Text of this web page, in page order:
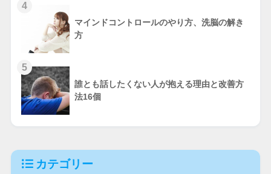
4
マインドコントロールのやり方、洗脳の解き
方
5
誰とも話したくない人が抱える理由と改善方
法16個
カテゴリー